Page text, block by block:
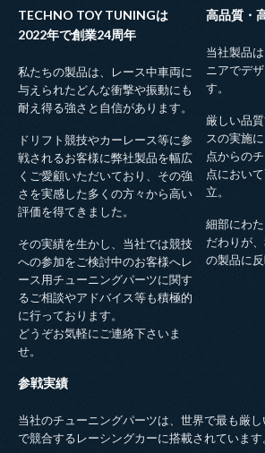
TECHNO TOY TUNINGは
2022年で創業24周年
私たちの製品は、レース中車両に
与えられたどんな衝撃や振動にも
耐え得る強さと自信があります。
ドリフト競技やカーレース等に参
戦されるお客様に弊社製品を幅広
くご愛顧いただいており、その強
さを実感した多くの方々から高い
評価を得てきました。
その実績を生かし、当社では競技
への参加をご検討中のお客様へレ
ース用チューニングパーツに関す
るご相談やアドバイス等も積極的
に行っております。
どうぞお気軽にご連絡下さいま
せ。
高品質・
当社製品
ニアでデ
す。
厳しい品
スの実施
点からの
点におい
立。
細部にわ
だわりが
の製品に反
参戦実績
当社のチューニングパーツは、世界で最も厳
で競合するレーシングカーに搭載されています